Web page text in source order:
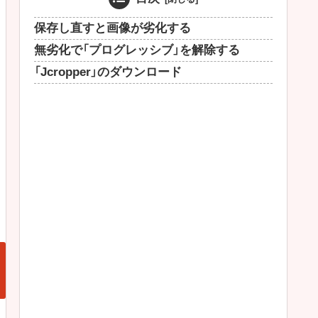
保存し直すと画像が劣化する
無劣化で「プログレッシブ」を解除する
「Jcropper」のダウンロード